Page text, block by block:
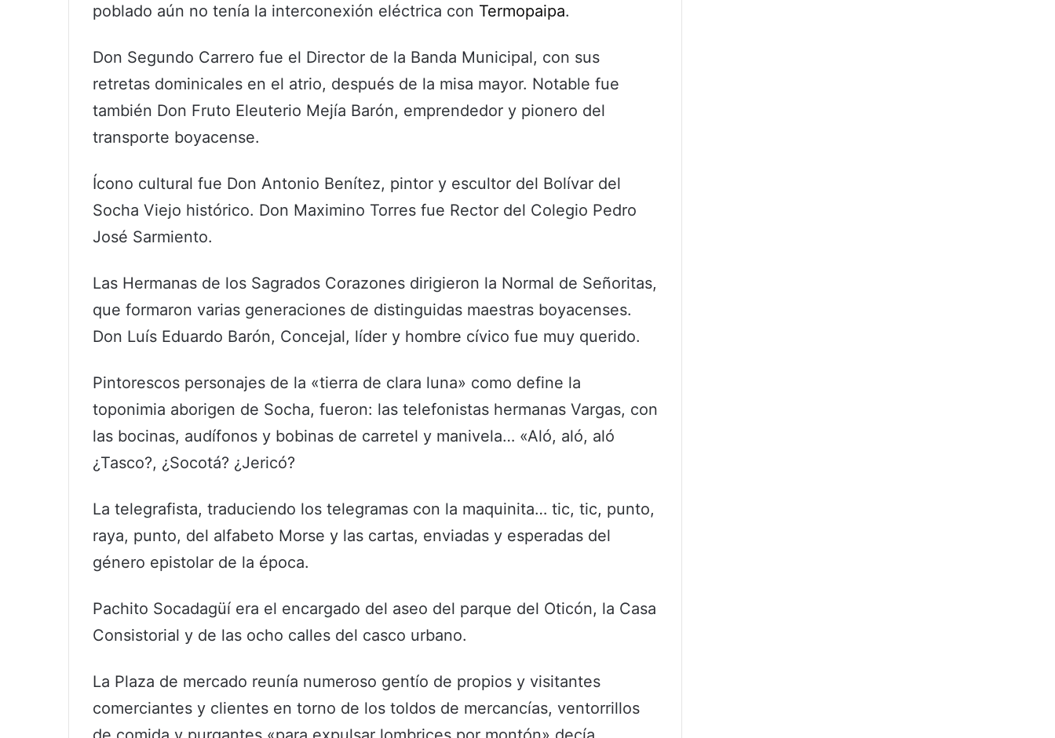
poblado aún no tenía la interconexión eléctrica con Termopaipa.
Don Segundo Carrero fue el Director de la Banda Municipal, con sus
retretas dominicales en el atrio, después de la misa mayor. Notable fue
también Don Fruto Eleuterio Mejía Barón, emprendedor y pionero del
transporte boyacense.
Ícono cultural fue Don Antonio Benítez, pintor y escultor del Bolívar del
Socha Viejo histórico. Don Maximino Torres fue Rector del Colegio Pedro
José Sarmiento.
Las Hermanas de los Sagrados Corazones dirigieron la Normal de Señoritas,
que formaron varias generaciones de distinguidas maestras boyacenses.
Don Luís Eduardo Barón, Concejal, líder y hombre cívico fue muy querido.
Pintorescos personajes de la «tierra de clara luna» como define la
toponimia aborigen de Socha, fueron: las telefonistas hermanas Vargas, con
las bocinas, audífonos y bobinas de carretel y manivela… «Aló, aló, aló
¿Tasco?, ¿Socotá? ¿Jericó?
La telegrafista, traduciendo los telegramas con la maquinita… tic, tic, punto,
raya, punto, del alfabeto Morse y las cartas, enviadas y esperadas del
género epistolar de la época.
Pachito Socadagüí era el encargado del aseo del parque del Oticón, la Casa
Consistorial y de las ocho calles del casco urbano.
La Plaza de mercado reunía numeroso gentío de propios y visitantes
comerciantes y clientes en torno de los toldos de mercancías, ventorrillos